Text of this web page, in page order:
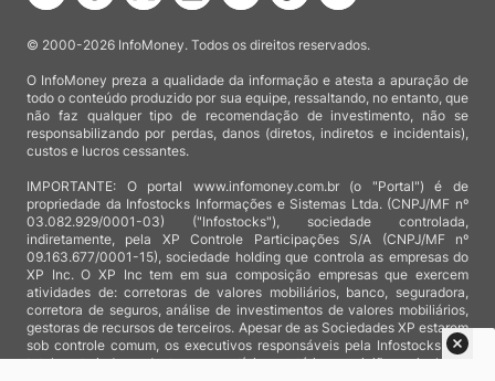
© 2000-2026 InfoMoney. Todos os direitos reservados.
O InfoMoney preza a qualidade da informação e atesta a apuração de
todo o conteúdo produzido por sua equipe, ressaltando, no entanto, que
não faz qualquer tipo de recomendação de investimento, não se
responsabilizando por perdas, danos (diretos, indiretos e incidentais),
custos e lucros cessantes.
IMPORTANTE: O portal www.infomoney.com.br (o "Portal") é de
propriedade da Infostocks Informações e Sistemas Ltda. (CNPJ/MF nº
03.082.929/0001-03) ("Infostocks"), sociedade controlada,
indiretamente, pela XP Controle Participações S/A (CNPJ/MF nº
09.163.677/0001-15), sociedade holding que controla as empresas do
XP Inc. O XP Inc tem em sua composição empresas que exercem
atividades de: corretoras de valores mobiliários, banco, seguradora,
corretora de seguros, análise de investimentos de valores mobiliários,
gestoras de recursos de terceiros. Apesar de as Sociedades XP estarem
sob controle comum, os executivos responsáveis pela Infostocks são
totalmente independentes e as notícias, matérias e opiniões veiculadas